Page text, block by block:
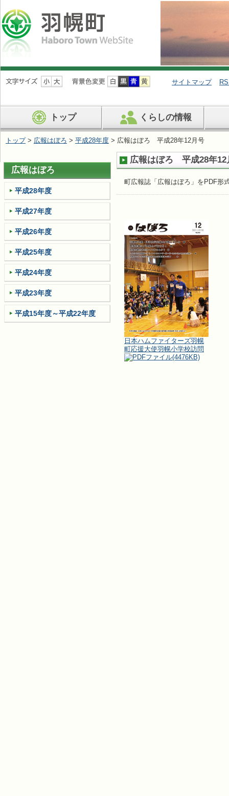
ナ
ビ
ン
を
す
サイトマップ
トップ くらしの情報
トップ> 広報はぼろ > 平成28年度 > 広報はぼろ 平成28年12月号
広報はぼろ 平成28年12
町広報誌「広報はぼろ」をPDF形
日本ハムファイターズ羽幌
町応援大使羽幌小学校訪問
(4476KB)
広報はぼろ
平成28年度
平成27年度
平成26年度
平成25年度
平成24年度
平成23年度
平成15年度～平成22年度